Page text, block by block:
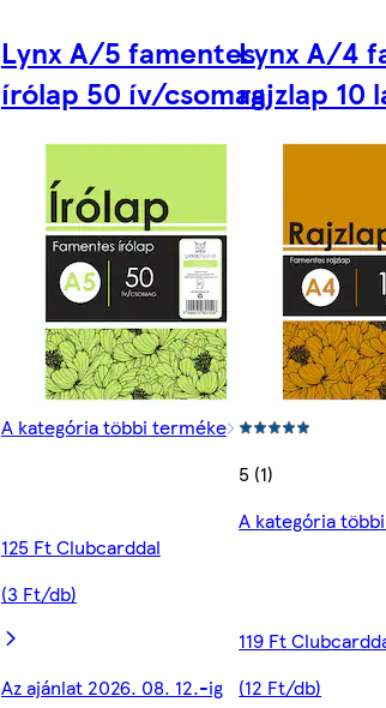
Lynx A/5 famentes
írólap 50 ív/csomag
A kategória többi terméke
125 Ft Clubcarddal
(3 Ft/db)
Az ajánlat 2026. 08. 12.-ig
Lynx A/4
rajzlap 10
5 (1)
A kategória
119 Ft
(12 Ft/db)